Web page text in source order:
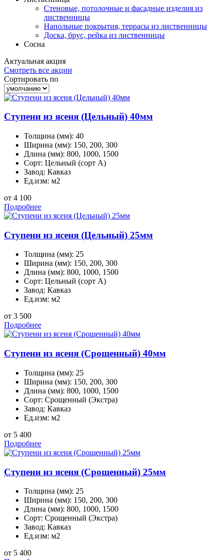
Стеновые, потолочные и фасадные изделия из
лиственницы
Напольные покрытия, террасы из лиственницы
Доска, брус, рейка из лиственницы
Сосна
Актуальная акция
Смотреть все акции
Сортировать по
Ступени из ясеня (Цельный) 40мм
Толщина (мм): 40
Ширина (мм): 150, 200, 300
Длина (мм): 800, 1000, 1500
Сорт: Цельный (сорт А)
Завод: Кавказ
Ед.изм: м2
от 4 100
Подробнее
Ступени из ясеня (Цельный) 25мм
Толщина (мм): 25
Ширина (мм): 150, 200, 300
Длина (мм): 800, 1000, 1500
Сорт: Цельный (сорт А)
Завод: Кавказ
Ед.изм: м2
от 3 500
Подробнее
Ступени из ясеня (Срощенный) 40мм
Толщина (мм): 25
Ширина (мм): 150, 200, 300
Длина (мм): 800, 1000, 1500
Сорт: Срощенный (Экстра)
Завод: Кавказ
Ед.изм: м2
от 5 400
Подробнее
Ступени из ясеня (Срощенный) 25мм
Толщина (мм): 25
Ширина (мм): 150, 200, 300
Длина (мм): 800, 1000, 1500
Сорт: Срощенный (Экстра)
Завод: Кавказ
Ед.изм: м2
от 5 400